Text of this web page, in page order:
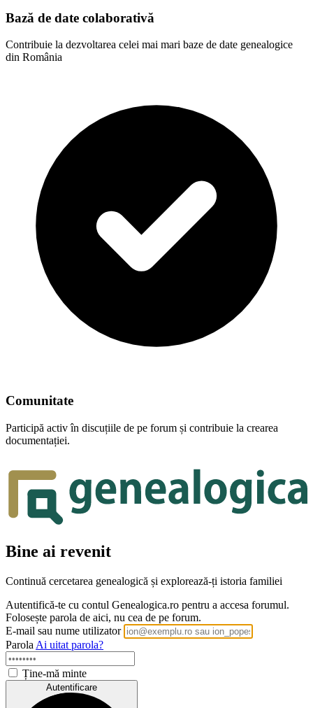
Bază de date colaborativă
Contribuie la dezvoltarea celei mai mari baze de date genealogice
din România
Comunitate
Participă activ în discuțiile de pe forum și contribuie la crearea
documentației.
Bine ai revenit
Continuă cercetarea genealogică și explorează-ți istoria familiei
Autentifică-te cu contul Genealogica.ro pentru a accesa forumul.
Folosește parola de aici, nu cea de pe forum.
E-mail sau nume utilizator
Parola Ai uitat parola?
Ține-mă minte
Autentificare